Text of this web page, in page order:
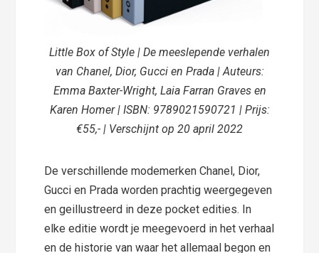
Little Box of Style | De meeslepende verhalen
van Chanel, Dior, Gucci en Prada | Auteurs:
Emma Baxter-Wright, Laia Farran Graves en
Karen Homer | ISBN: 9789021590721 | Prijs:
€55,- | Verschijnt op 20 april 2022
De verschillende modemerken Chanel, Dior,
Gucci en Prada worden prachtig weergegeven
en geillustreerd in deze pocket edities. In
elke editie wordt je meegevoerd in het verhaal
en de historie van waar het allemaal begon en